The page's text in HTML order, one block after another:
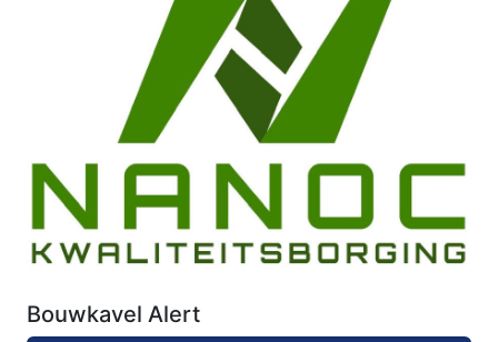
Bouwkavel Alert